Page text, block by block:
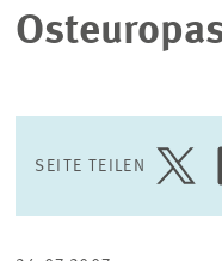
SEITE TEILEN
SEITE
TWITTER